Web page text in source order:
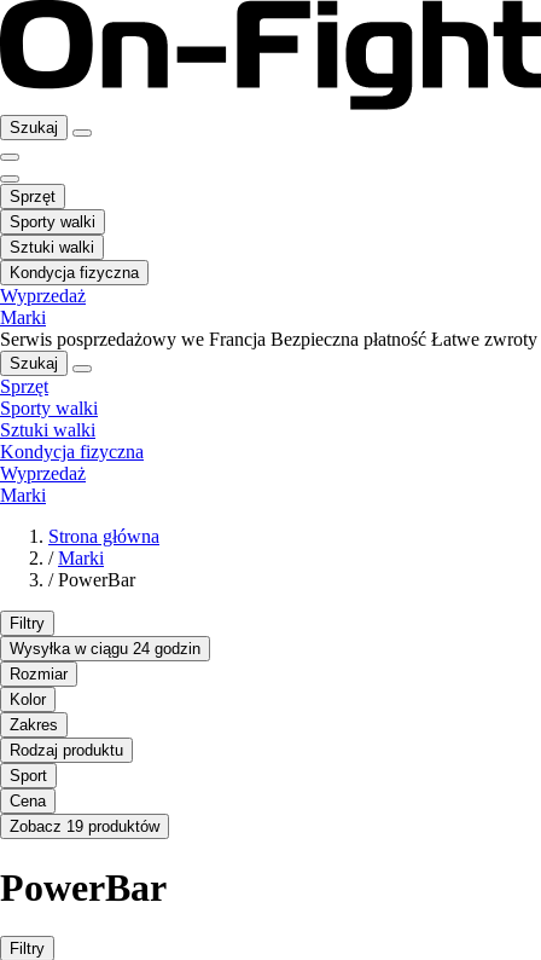
Szukaj
Sprzęt
Sporty walki
Sztuki walki
Kondycja fizyczna
Wyprzedaż
Marki
Serwis posprzedażowy we Francja Bezpieczna płatność Łatwe zwroty
Szukaj
Sprzęt
Sporty walki
Sztuki walki
Kondycja fizyczna
Wyprzedaż
Marki
Strona główna
/ Marki
/ PowerBar
Filtry
Wysyłka w ciągu 24 godzin
Rozmiar
Kolor
Zakres
Rodzaj produktu
Sport
Cena
Zobacz 19 produktów
PowerBar
Filtry